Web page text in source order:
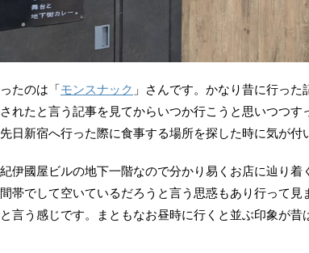
たのは「モンスナック 」さんです。かなり昔に行っ
れたと言う記事を見てからいつか行こうと思いつつ
日新宿へ行った際に食事する場所を探した時に気が付
伊國屋ビルの地下一階なので分かり易くお店に辿り
帯でして空いているだろうと言う思惑もあり行って
言う感じです。まともなお昼時に行くと並ぶ印象が昔